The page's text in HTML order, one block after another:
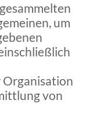
um
von